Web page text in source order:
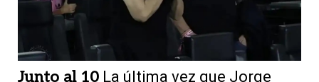
Junto al 10 La última vez que Jorge